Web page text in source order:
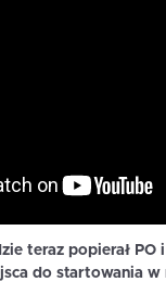
teraz popierał PO
do startowania w